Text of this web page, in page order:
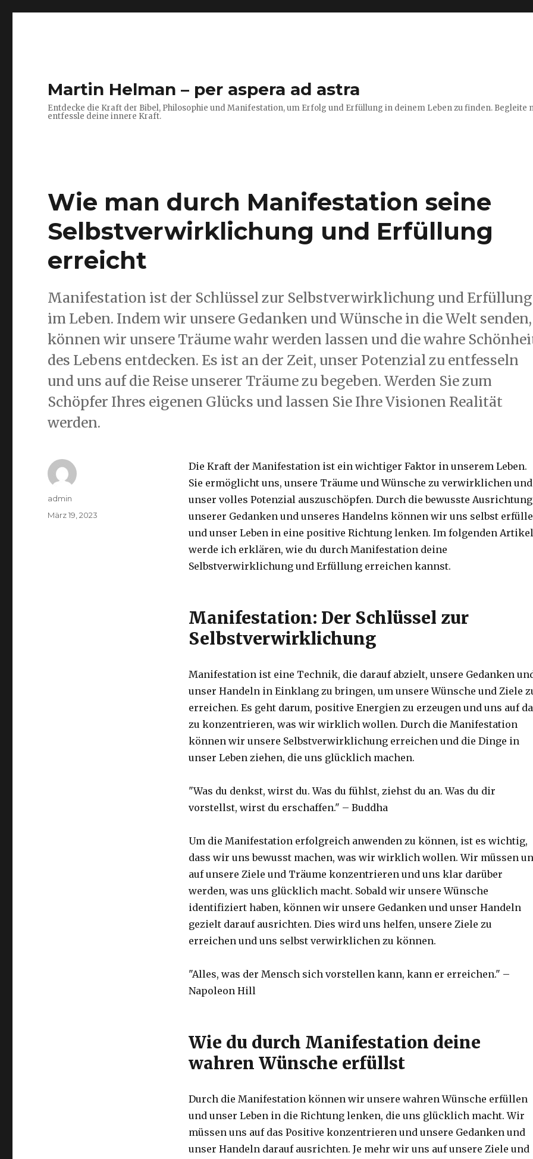
Martin Helman – per aspera ad astra
Entdecke die Kraft der Bibel, Philosophie und Manifestation, um Erfolg und Erfüllung in deinem Leben zu finden. Begleite
entfessle deine innere Kraft.
Wie man durch Manifestation seine
Selbstverwirklichung und Erfüllung
erreicht
Manifestation ist der Schlüssel zur Selbstverwirklichung und Erfüllung
im Leben. Indem wir unsere Gedanken und Wünsche in die Welt senden,
können wir unsere Träume wahr werden lassen und die wahre
des Lebens entdecken. Es ist an der Zeit, unser Potenzial zu entfesseln
und uns auf die Reise unserer Träume zu begeben. Werden Sie zum
Schöpfer Ihres eigenen Glücks und lassen Sie Ihre Visionen Realität
werden.
Die Kraft der Manifestation ist ein wichtiger Faktor in unserem Leben.
Sie ermöglicht uns, unsere Träume und Wünsche zu verwirklichen und
unser volles Potenzial auszuschöpfen. Durch die bewusste Ausrichtung
unserer Gedanken und unseres Handelns können wir uns selbst
und unser Leben in eine positive Richtung lenken. Im folgenden Artikel
werde ich erklären, wie du durch Manifestation deine
Selbstverwirklichung und Erfüllung erreichen kannst.
Manifestation: Der Schlüssel zur
Selbstverwirklichung
Manifestation ist eine Technik, die darauf abzielt, unsere Gedanken
unser Handeln in Einklang zu bringen, um unsere Wünsche und Ziele
erreichen. Es geht darum, positive Energien zu erzeugen und uns auf
zu konzentrieren, was wir wirklich wollen. Durch die Manifestation
können wir unsere Selbstverwirklichung erreichen und die Dinge in
unser Leben ziehen, die uns glücklich machen.
"Was du denkst, wirst du. Was du fühlst, ziehst du an. Was du dir
vorstellst, wirst du erschaffen." – Buddha
Um die Manifestation erfolgreich anwenden zu können, ist es wichtig,
dass wir uns bewusst machen, was wir wirklich wollen. Wir müssen
auf unsere Ziele und Träume konzentrieren und uns klar darüber
werden, was uns glücklich macht. Sobald wir unsere Wünsche
identifiziert haben, können wir unsere Gedanken und unser Handeln
gezielt darauf ausrichten. Dies wird uns helfen, unsere Ziele zu
erreichen und uns selbst verwirklichen zu können.
"Alles, was der Mensch sich vorstellen kann, kann er erreichen." –
Napoleon Hill
Wie du durch Manifestation deine
wahren Wünsche erfüllst
Durch die Manifestation können wir unsere wahren Wünsche erfüllen
und unser Leben in die Richtung lenken, die uns glücklich macht. Wir
müssen uns auf das Positive konzentrieren und unsere Gedanken und
unser Handeln darauf ausrichten. Je mehr wir uns auf unsere Ziele und
Autor
admin
Veröffentlicht
März 19, 2023